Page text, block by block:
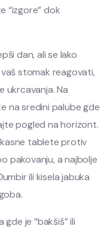
“izgore” dok
dan, ali se lako
stomak reagovati,
ukrcavanja. Na
na sredini palube gde
pogled na horizont.
tablete protiv
pakovanju, a najbolje
ili kisela jabuka
je “bakšiš” ili